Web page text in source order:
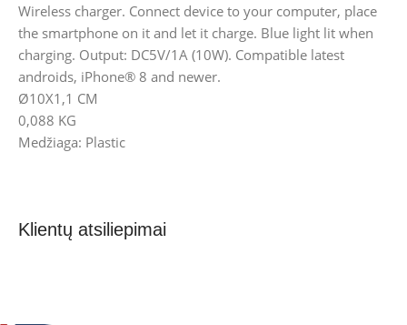
Wireless charger. Connect device to your computer, place
the smartphone on it and let it charge. Blue light lit when
charging. Output: DC5V/1A (10W). Compatible latest
androids, iPhone® 8 and newer.
Ø10X1,1 CM
0,088 KG
Medžiaga: Plastic
Klientų atsiliepimai